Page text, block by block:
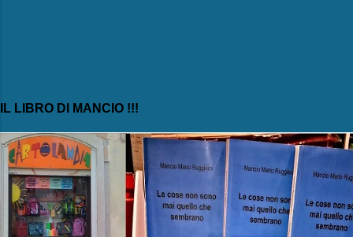
IL LIBRO DI MANCIO !!!